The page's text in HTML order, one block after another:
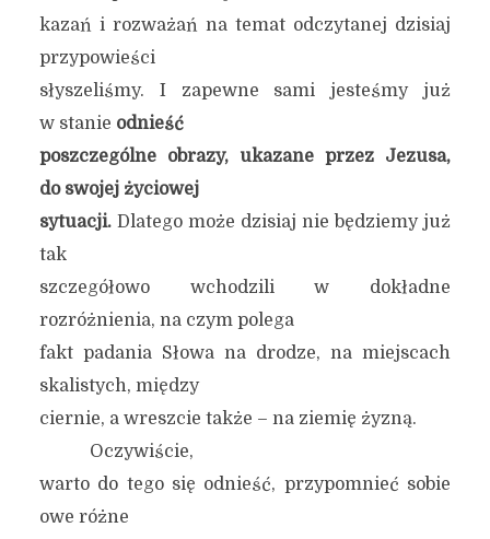
kazań i rozważań na temat odczytanej dzisiaj
przypowieści
słyszeliśmy. I zapewne sami jesteśmy już
w stanie odnieść
poszczególne obrazy, ukazane przez Jezusa,
do swojej życiowej
sytuacji. Dlatego może dzisiaj nie będziemy już
tak
szczegółowo wchodzili w dokładne
rozróżnienia, na czym polega
fakt padania Słowa na drodze, na miejscach
skalistych, między
ciernie, a wreszcie także – na ziemię żyzną.
Oczywiście,
warto do tego się odnieść, przypomnieć sobie
owe różne